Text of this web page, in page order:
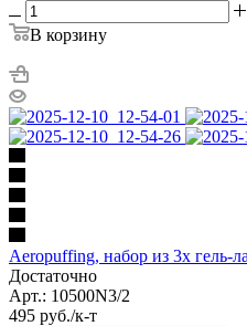
В корзину
Aeropuffing, набор из 3х гель-
Достаточно
Арт.: 10500N3/2
495 руб./к-т